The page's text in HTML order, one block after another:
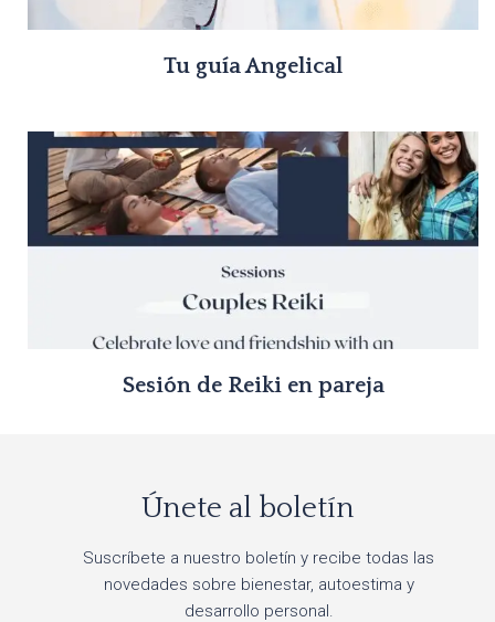
Tu guía Angelical
Sesión de Reiki en pareja
Únete al boletín
Suscríbete a nuestro boletín y recibe todas las
novedades sobre bienestar, autoestima y
desarrollo personal.